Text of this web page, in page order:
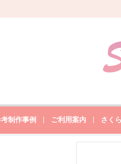
制作事例 ご利用案内 さく